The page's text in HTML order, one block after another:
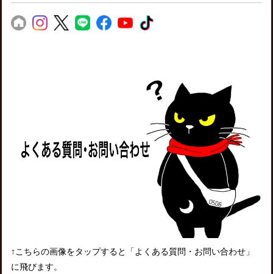
↑こちらの画像をタップすると「よくある質問・お問い合わせ」
に飛びます。